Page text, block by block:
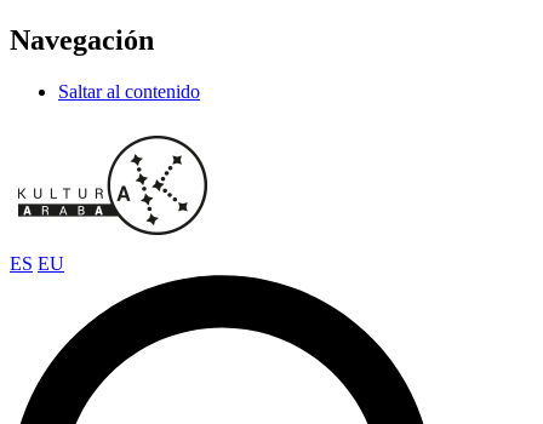
Navegación
Saltar al contenido
ES EU